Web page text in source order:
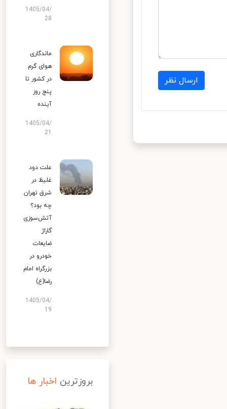
ارسال نظر
1405/04/
28
ماندگاری
هوای گرم
در کشور تا
پنج روز
آینده
1405/04/
علت دود
غلیظ در
شرق تهران
چه بود؟
آتش‌سوزی
گاراژ
ضایعات
خودرو در
بزرگراه امام
رضا(ع)
1405/04/
19
بروزترین اخبار ها